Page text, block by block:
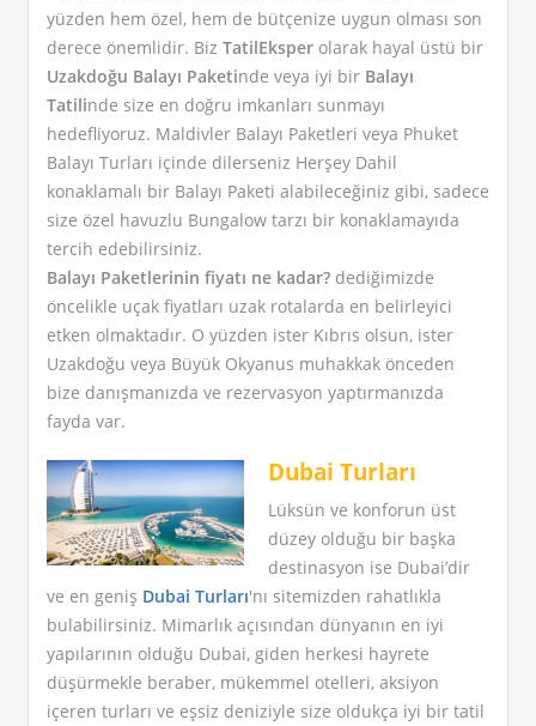
yüzden hem özel, hem de bütçenize uygun olması son
derece önemlidir. Biz TatilEksper olarak hayal üstü bir
Uzakdoğu Balayı Paketinde veya iyi bir Balayı
Tatilinde size en doğru imkanları sunmayı
hedefliyoruz. Maldivler Balayı Paketleri veya Phuket
Balayı Turları içinde dilerseniz Herşey Dahil
konaklamalı bir Balayı Paketi alabileceğiniz gibi, sadece
size özel havuzlu Bungalow tarzı bir konaklamayıda
tercih edebilirsiniz.
Balayı Paketlerinin fiyatı ne kadar? dediğimizde
öncelikle uçak fiyatları uzak rotalarda en belirleyici
etken olmaktadır. O yüzden ister Kıbrıs olsun, ister
Uzakdoğu veya Büyük Okyanus muhakkak önceden
bize danışmanızda ve rezervasyon yaptırmanızda
fayda var.
Dubai Turları
Lüksün ve konforun üst
düzey olduğu bir başka
destinasyon ise Dubai’dir
ve en geniş Dubai Turları'nı sitemizden rahatlıkla
bulabilirsiniz. Mimarlık açısından dünyanın en iyi
yapılarının olduğu Dubai, giden herkesi hayrete
düşürmekle beraber, mükemmel otelleri, aksiyon
içeren turları ve eşsiz deniziyle size oldukça iyi bir tatil